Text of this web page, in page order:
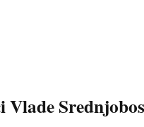
Vlade